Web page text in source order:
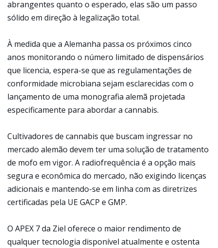
abrangentes quanto o esperado, elas são um passo
sólido em direção à legalização total.
À medida que a Alemanha passa os próximos cinco
anos monitorando o número limitado de dispensários
que licencia, espera-se que as regulamentações de
conformidade microbiana sejam esclarecidas com o
lançamento de uma monografia alemã projetada
especificamente para abordar a cannabis.
Cultivadores de cannabis que buscam ingressar no
mercado alemão devem ter uma solução de tratamento
de mofo em vigor. A radiofrequência é a opção mais
segura e econômica do mercado, não exigindo licenças
adicionais e mantendo-se em linha com as diretrizes
certificadas pela UE GACP e GMP.
O APEX 7 da Ziel oferece o maior rendimento de
qualquer tecnologia disponível atualmente e ostenta